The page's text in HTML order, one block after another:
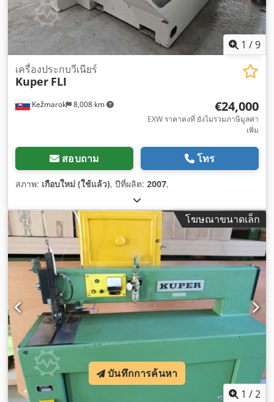
1 /9
Kežmarok 8,008 km
เครื่องประกบวีเนียร์
Kuper FLI
€24,000
EXW ราคาคงที่ ยังไม่รวมภาษีมูลค่า
เพิ่ม
สอบถาม โทร
สภาพ: เกือบใหม่ (ใช้แล้ว), ปีที่ผลิต: 2007,
โฆษณาขนาดเล็ก
1 /2
บันทึกการค้นหา